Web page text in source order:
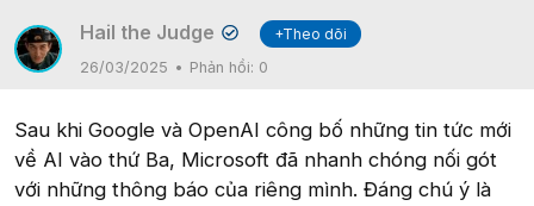
Hail the Judge ✔
+Theo dõi
26/03/2025
Phản hồi: 0
Sau khi Google và OpenAI công bố những tin tức mới
về AI vào thứ Ba, Microsoft đã nhanh chóng nối gót
với những thông báo của riêng mình. Đáng chú ý là